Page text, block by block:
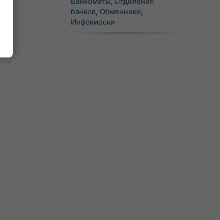
банков, Обменники,
Инфокиоски